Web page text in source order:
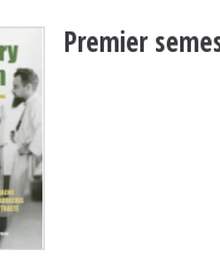
Premier